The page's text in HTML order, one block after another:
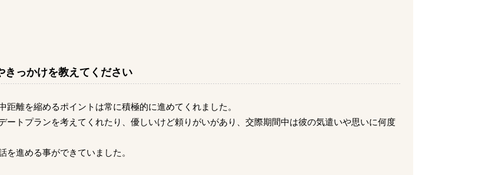
きっかけを教えてください
離を縮めるポイントは常に積極的に進めてくれました。
ートプランを考えてくれたり、優しいけど頼りがいがあり、交際期間中は彼の気遣いや思いに何度
進める事ができていました。